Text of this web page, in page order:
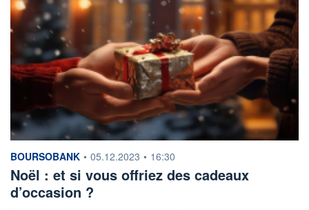
information fournie par
BOURSOBANK • 05.12.2023 • 16:30
Noël : et si vous offriez des cadeaux
d’occasion ?